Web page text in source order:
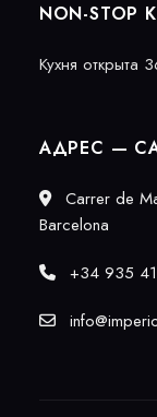
NON-STOP
Кухня открыта
АДРЕС —
Carrer de
Barcelona
+34 935